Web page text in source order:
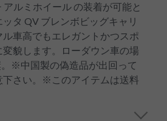
アルミホイール の装着が可能と
タ QV ブレンボビッグキャリ
車高でもエレガントかつスポ
貌します。ローダウン車の場
。※中国製の偽造品が出回って
下さい。※このアイテムは送料